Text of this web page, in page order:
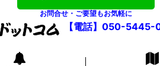
お問合せ・ご要望もお気軽に
【電話】050-